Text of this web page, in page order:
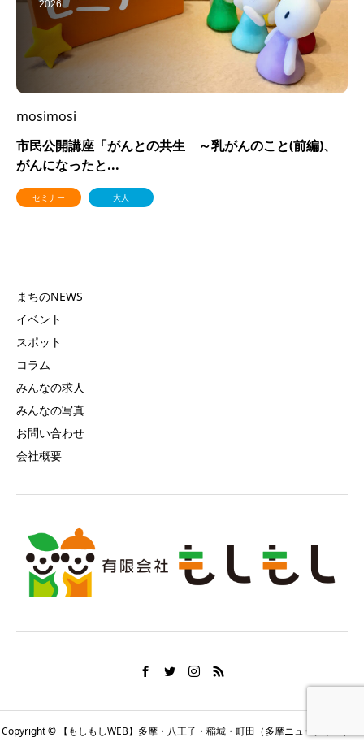
2026
mosimosi
市民公開講座「がんとの共生 ～乳がんのこと(前編)、
がんになったと...
セミナー 大人
まちのNEWS
イベント
スポット
コラム
みんなの求人
みんなの写真
お問い合わせ
会社概要
Copyright © 【もしもしWEB】多摩・八王子・稲城・町田（多摩ニュータウン）の